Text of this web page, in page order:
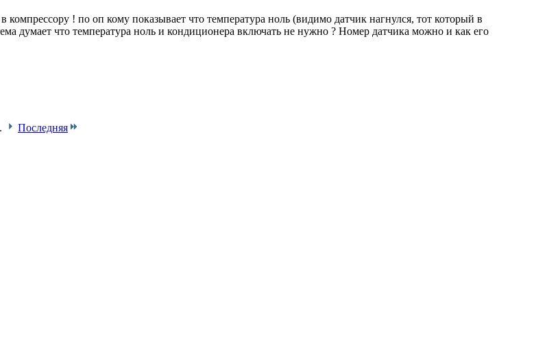
! по оп кому показывает что температура ноль (видимо датчик нагнулся, тот который в
думает что температура ноль и кондиционера включать не нужно ? Номер датчика можно и как его
Последняя